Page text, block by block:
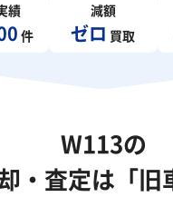
績
件
減額
ゼロ 買取
W113の
・査定は「旧